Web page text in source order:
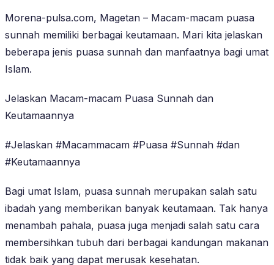
Morena-pulsa.com, Magetan – Macam-macam puasa
sunnah memiliki berbagai keutamaan. Mari kita jelaskan
beberapa jenis puasa sunnah dan manfaatnya bagi umat
Islam.
Jelaskan Macam-macam Puasa Sunnah dan
Keutamaannya
#Jelaskan #Macammacam #Puasa #Sunnah #dan
#Keutamaannya
Bagi umat Islam, puasa sunnah merupakan salah satu
ibadah yang memberikan banyak keutamaan. Tak hanya
menambah pahala, puasa juga menjadi salah satu cara
membersihkan tubuh dari berbagai kandungan makanan
tidak baik yang dapat merusak kesehatan.